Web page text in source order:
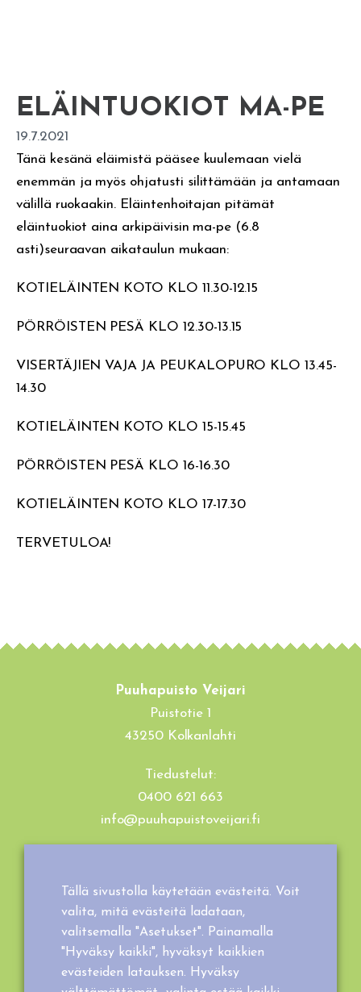
ELÄINTUOKIOT MA-PE
19.7.2021
Tänä kesänä eläimistä pääsee kuulemaan vielä
enemmän ja myös ohjatusti silittämään ja antamaan
välillä ruokaakin. Eläintenhoitajan pitämät
eläintuokiot aina arkipäivisin ma-pe (6.8
asti)seuraavan aikataulun mukaan:
KOTIELÄINTEN KOTO KLO 11.30-12.15
PÖRRÖISTEN PESÄ KLO 12.30-13.15
VISERTÄJIEN VAJA JA PEUKALOPURO KLO 13.45-
14.30
KOTIELÄINTEN KOTO KLO 15-15.45
PÖRRÖISTEN PESÄ KLO 16-16.30
KOTIELÄINTEN KOTO KLO 17-17.30
TERVETULOA!
Puuhapuisto Veijari
Puistotie 1
43250 Kolkanlahti
Tiedustelut:
0400 621 663
info@puuhapuistoveijari.fi
Tilaus- ja toimitusehdot
Tällä sivustolla käytetään evästeitä. Voit
valita, mitä evästeitä ladataan,
valitsemalla "Asetukset". Painamalla
"Hyväksy kaikki", hyväksyt kaikkien
evästeiden latauksen. Hyväksy